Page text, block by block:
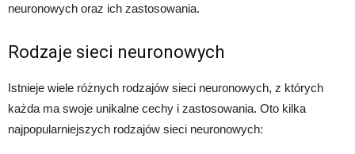
neuronowych oraz ich zastosowania.
Rodzaje sieci neuronowych
Istnieje wiele różnych rodzajów sieci neuronowych, z których
każda ma swoje unikalne cechy i zastosowania. Oto kilka
najpopularniejszych rodzajów sieci neuronowych: